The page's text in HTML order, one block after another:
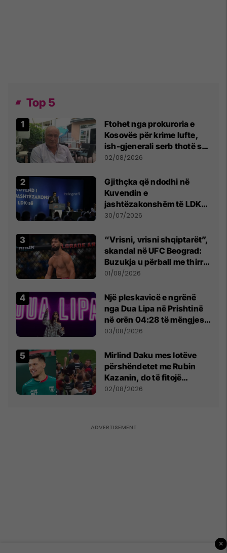
Top 5
Ftohet nga prokuroria e
Kosovës për krime lufte,
ish-gjenerali serb thotë se
dikush e tradhtoi në
02/08/2026
Gjithçka që ndodhi në
Kuvendin e
jashtëzakonshëm të LDK-
së
30/07/2026
“Vrisni, vrisni shqiptarët”,
skandal në UFC Beograd:
Buzukja u përball me thirrje
anti-shqiptare nga
01/08/2026
Një pleskavicë e ngrënë
nga Dua Lipa në Prishtinë
në orën 04:28 të mëngjesit
- dhe bota digjitale serbe
03/08/2026
Mirlind Daku mes lotëve
përshëndetet me Rubin
Kazanin, do të fitojë
miliona te Spartak Moska
02/08/2026
×